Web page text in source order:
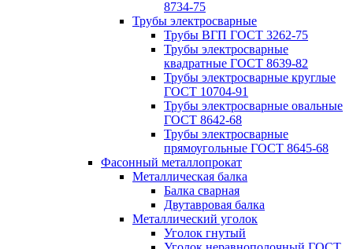
8734-75
Трубы электросварные
Трубы ВГП ГОСТ 3262-75
Трубы электросварные
квадратные ГОСТ 8639-82
Трубы электросварные круглые
ГОСТ 10704-91
Трубы электросварные овальные
ГОСТ 8642-68
Трубы электросварные
прямоугольные ГОСТ 8645-68
Фасонный металлопрокат
Металлическая балка
Балка сварная
Двутавровая балка
Металлический уголок
Уголок гнутый